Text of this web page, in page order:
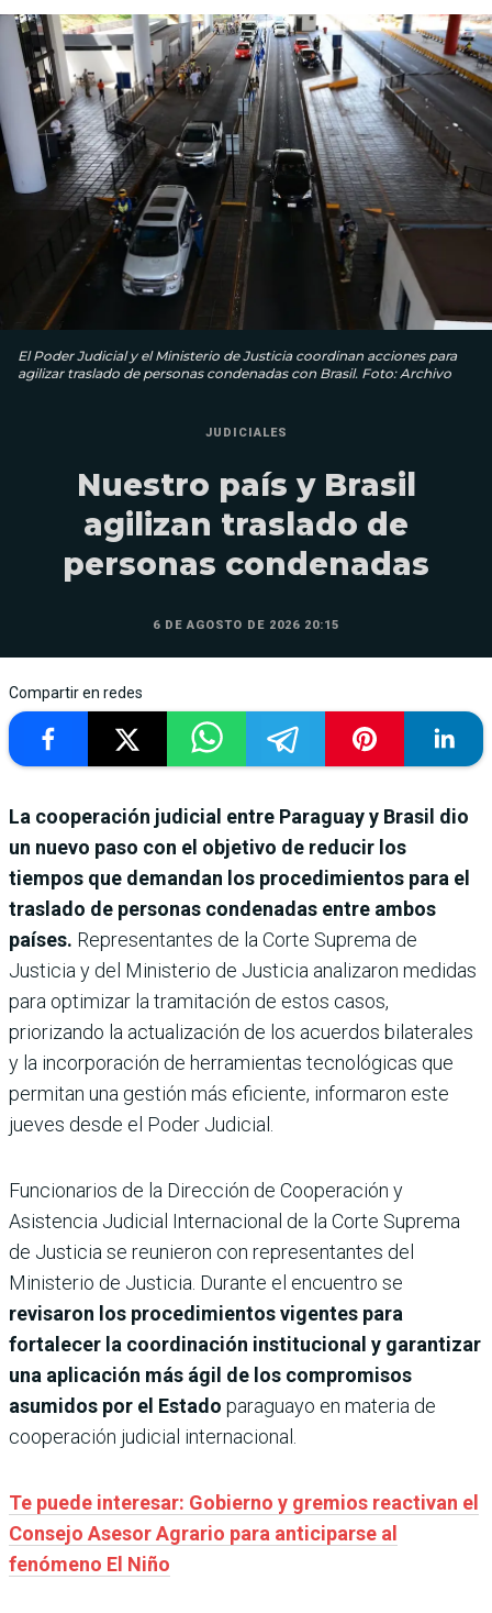
El Poder Judicial y el Ministerio de Justicia coordinan acciones para
agilizar traslado de personas condenadas con Brasil. Foto: Archivo
JUDICIALES
Nuestro país y Brasil
agilizan traslado de
personas condenadas
6 DE AGOSTO DE 2026 20:15
Compartir en redes
La cooperación judicial entre Paraguay y Brasil dio
un nuevo paso con el objetivo de reducir los
tiempos que demandan los procedimientos para el
traslado de personas condenadas entre ambos
países. Representantes de la Corte Suprema de
Justicia y del Ministerio de Justicia analizaron medidas
para optimizar la tramitación de estos casos,
priorizando la actualización de los acuerdos bilaterales
y la incorporación de herramientas tecnológicas que
permitan una gestión más eficiente, informaron este
jueves desde el Poder Judicial.
Funcionarios de la Dirección de Cooperación y
Asistencia Judicial Internacional de la Corte Suprema
de Justicia se reunieron con representantes del
Ministerio de Justicia. Durante el encuentro se
revisaron los procedimientos vigentes para
fortalecer la coordinación institucional y garantizar
una aplicación más ágil de los compromisos
asumidos por el Estado paraguayo en materia de
cooperación judicial internacional.
Te puede interesar: Gobierno y gremios reactivan el
Consejo Asesor Agrario para anticiparse al
fenómeno El Niño